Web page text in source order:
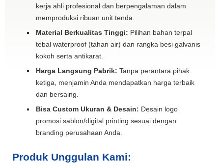
kerja ahli profesional dan berpengalaman dalam
memproduksi ribuan unit tenda.
Material Berkualitas Tinggi: Pilihan bahan terpal
tebal waterproof (tahan air) dan rangka besi galvanis
kokoh serta antikarat.
Harga Langsung Pabrik: Tanpa perantara pihak
ketiga, menjamin Anda mendapatkan harga terbaik
dan bersaing.
Bisa Custom Ukuran & Desain: Desain logo
promosi sablon/digital printing sesuai dengan
branding perusahaan Anda.
Produk Unggulan Kami: